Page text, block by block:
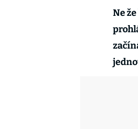
Ne